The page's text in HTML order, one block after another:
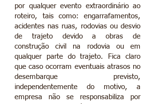
por qualquer evento extraordinário ao
roteiro, tais como: engarrafamentos,
acidentes nas ruas, rodovias ou desvio
de trajeto devido a obras de
construção civil na rodovia ou em
qualquer parte do trajeto. Fica claro
que caso ocorram eventuais atrasos no
desembarque previsto,
independentemente do motivo, a
empresa não se responsabiliza por